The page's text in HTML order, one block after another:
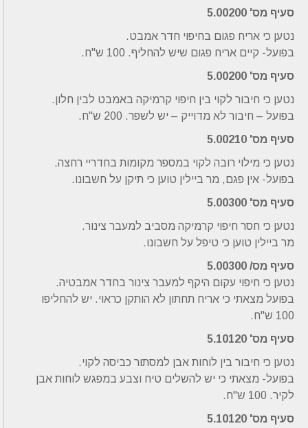
סעיף מס' 5.00200
נטען כי אריח פגום בחיפוי חדר אמבט.
בפועל- קיים אריח פגום שיש להחליף. 100 ש"ח.
סעיף מס' 5.00200
נטען כי חיבור לקוי בין חיפוי קרמיקה באמבט לבין חלון.
בפועל – חיבור לא מדוייק – יש לשפר. 200 ש"ח.
סעיף מס' 5.00210
נטען כי מילוי רובה לקוי במספר מקומות בחדריי רחצה.
בפועל- אין פגם, מר ביילין טוען כי תיקן על חשבונו.
סעיף מס' 5.00300
נטען כי חסר חיפוי קרמיקה מסביב למעבר צינור.
מר ביילין טוען כי טיפל על חשבונו.
סעיף מס/ 5.00300
נטען כי חיפוי עקום היקף למעבר צינור בחדר אמבטיה.
בפועל מצאתי כי אריח תחתון לא הותקן כראוי. יש להחליפו
100 ש"ח.
סעיף מס' 5.10120
נטען כי חיבור בין לוחות אבן למסתור כביסה לקוי.
בפועל- מצאתי כי יש להשלים טיח וצבע במפגש לוחות אבן
לקיר. 100 ש"ח.
סעיף מס' 5.10120